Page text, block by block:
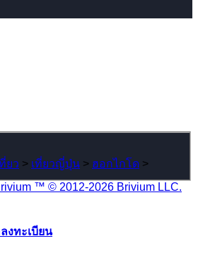
ยว > เที่ยวญี่ปุ่น > ฮอกไกโด >
™ © 2012-2026 Brivium LLC.
งทะเบียน